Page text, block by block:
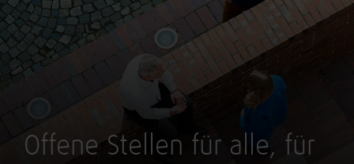
Offene Stellen für alle, für